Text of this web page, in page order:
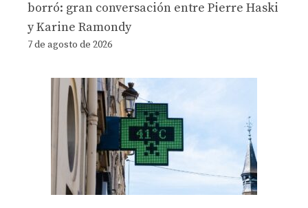
borró: gran conversación entre Pierre Haski
y Karine Ramondy
7 de agosto de 2026